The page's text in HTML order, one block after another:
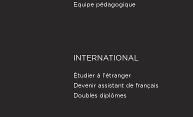
Equipe pédagogique
INTERNATIONAL
Étudier à l'étranger
Devenir assistant de français
Doubles diplômes